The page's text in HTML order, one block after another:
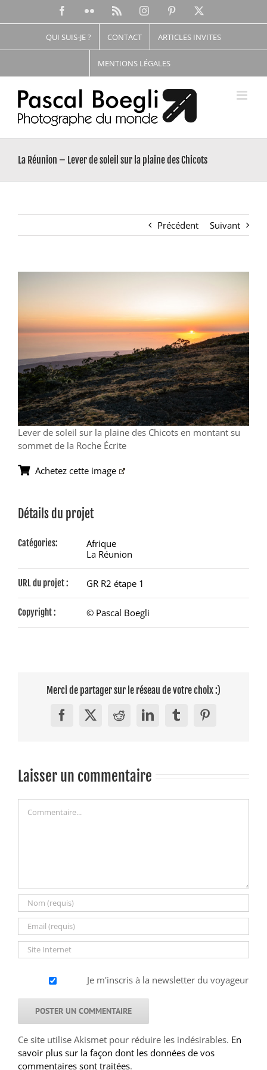
FacebookFlickr InstagramPinterest
QUI SUIS-JE ? CONTACT ARTICLES INVITES
MENTIONS LÉGALES
La Réunion – Lever de soleil sur la plaine des Chicots
Précédent Suivant
Lever de soleil sur la plaine des Chicots en montant su
sommet de la Roche Écrite
Achetez cette image
Détails du projet
Catégories:
Afrique
La Réunion
URL du projet : GR R2 étape 1
Copyright : © Pascal Boegli
Merci de partager sur le réseau de votre choix :)
Facebook
X RedditLinkedInTumblrPinterest
Laisser un commentaire
Je m'inscris à la newsletter du voyageur
Ce site utilise Akismet pour réduire les indésirables. En
savoir plus sur la façon dont les données de vos
commentaires sont traitées.